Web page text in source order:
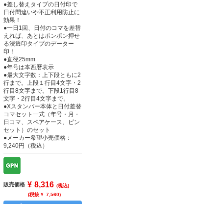
●差し替えタイプの日付印で
日付間違いや不正利用防止に
効果！
●一日1回、日付のコマを差替
えれば、あとはポンポン押せ
る浸透印タイプのデーター
印！
●直径25mm
●年号は本西暦表示
●最大文字数：上下段ともに2
行まで。上段１行目4文字・2
行目8文字まで。下段1行目8
文字・2行目4文字まで。
●Xスタンパー本体と日付差替
コマセット一式（年号・月・
日コマ、スペアケース、ピン
セット）のセット
●メーカー希望小売価格：
9,240円（税込）
販売価格 ¥ 8,316 (税込)
(税抜 ¥ 7,560)